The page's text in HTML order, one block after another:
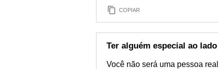
COPIAR
Ter alguém especial ao lado
Você não será uma pessoa